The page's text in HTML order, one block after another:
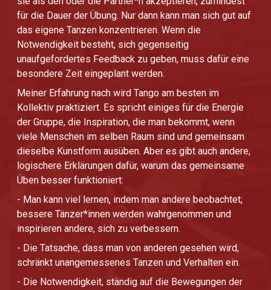
für die Dauer der Übung. Nur dann kann man sich gut auf
das eigene Tanzen konzentrieren. Wenn die
Notwendigkeit besteht, sich gegenseitig
unaufgefordertes Feedback zu geben, muss dafür eine
besondere Zeit eingeplant werden.
Meiner Erfahrung nach wird Tango am besten im
Kollektiv praktiziert. Es spricht einiges für die Energie
der Gruppe, die Inspiration, die man bekommt, wenn
viele Menschen im selben Raum sind und gemeinsam
dieselbe Kunstform ausüben. Aber es gibt auch andere,
logischere Erklärungen dafür, warum das gemeinsame
Üben besser funktioniert:
- Man kann viel lernen, indem man andere beobachtet;
bessere Tänzer*innen werden wahrgenommen und
inspirieren andere, sich zu verbessern.
- Die Tatsache, dass man von anderen gesehen wird,
schränkt unangemessenes Tanzen und Verhalten ein.
- Die Notwendigkeit, ständig auf die Bewegungen der